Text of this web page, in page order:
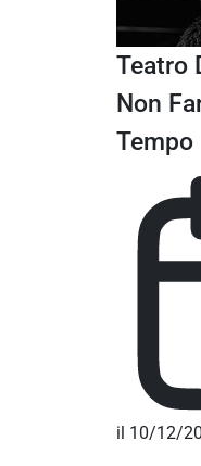
Teatro
Non
Tempo
il 10/12/